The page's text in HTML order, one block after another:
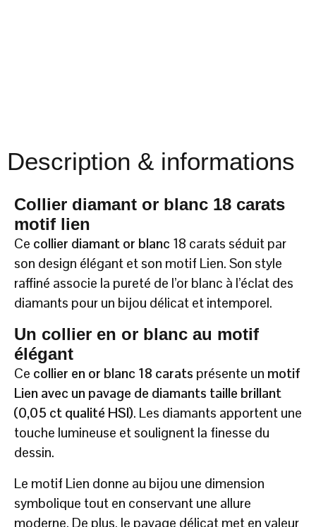
Description & informations
Collier diamant or blanc 18 carats
motif lien
Ce collier diamant or blanc 18 carats séduit par
son design élégant et son motif Lien. Son style
raffiné associe la pureté de l’or blanc à l’éclat des
diamants pour un bijou délicat et intemporel.
Un collier en or blanc au motif
élégant
Ce collier en or blanc 18 carats présente un motif
Lien avec un pavage de diamants taille brillant
(0,05 ct qualité HSI). Les diamants apportent une
touche lumineuse et soulignent la finesse du
dessin.
Le motif Lien donne au bijou une dimension
symbolique tout en conservant une allure
moderne. De plus, le pavage délicat met en valeur